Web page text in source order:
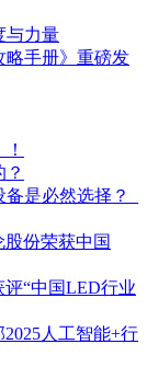
与力量
略手册》重磅发
是必然选择？_
份荣获中国
“中国LED行业
人工智能+行